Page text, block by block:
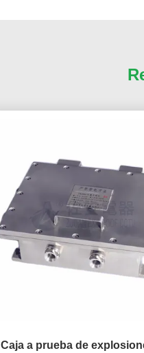
Caja a prueba de